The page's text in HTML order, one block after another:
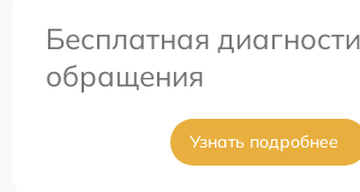
Бесплатная
обращения
Узнать подробнее